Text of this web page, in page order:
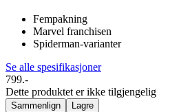
Fempakning
Marvel franchisen
Spiderman-varianter
Se alle spesifikasjoner
799.-
Dette produktet er ikke tilgjengelig
Sammenlign Lagre